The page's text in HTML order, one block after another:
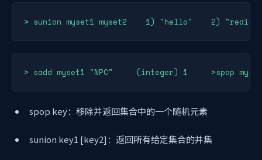
> sunion myset1 myset2    1) "hello"    2)
> sadd myset1 "NPC"     (integer) 1     >spop
spop key：移除并返回集合中的一个随机元素
sunion key1 [key2]：返回所有给定集合的并集